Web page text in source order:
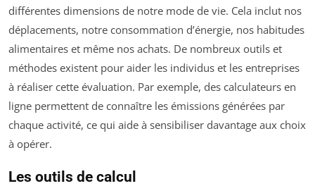
différentes dimensions de notre mode de vie. Cela inclut nos
déplacements, notre consommation d’énergie, nos habitudes
alimentaires et même nos achats. De nombreux outils et
méthodes existent pour aider les individus et les entreprises
à réaliser cette évaluation. Par exemple, des calculateurs en
ligne permettent de connaître les émissions générées par
chaque activité, ce qui aide à sensibiliser davantage aux choix
à opérer.
Les outils de calcul